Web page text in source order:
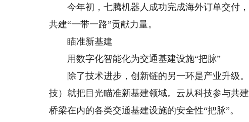
今年初，七腾机器人成功完成海外订单交付，
共建“一带一路”贡献力量。
瞄准新基建
用数字化智能化为交通基建设施“把脉”
除了技术进步，创新链的另一环是产业升级。
技）就把目光瞄准新基建领域。云从科技参与共
桥梁在内的各类交通基建设施的安全性“把脉”。